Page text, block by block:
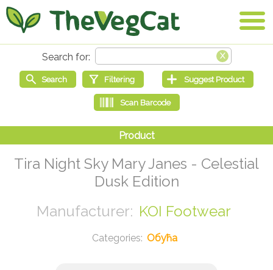
Tira Night Sky Mary Janes - Celestial
Dusk Edition
KOI Footwear
Обућа